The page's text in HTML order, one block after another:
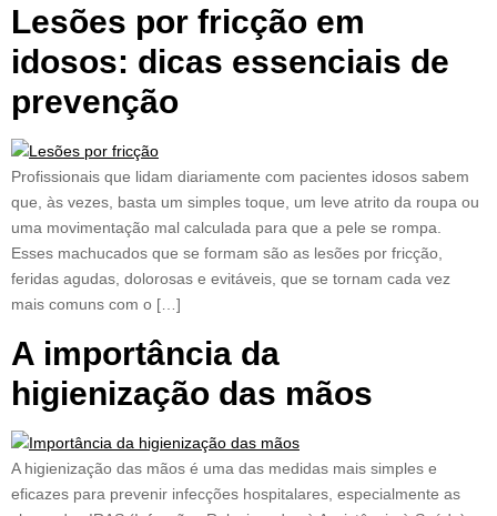
Lesões por fricção em
idosos: dicas essenciais de
prevenção
Profissionais que lidam diariamente com pacientes idosos sabem
que, às vezes, basta um simples toque, um leve atrito da roupa ou
uma movimentação mal calculada para que a pele se rompa.
Esses machucados que se formam são as lesões por fricção,
feridas agudas, dolorosas e evitáveis, que se tornam cada vez
mais comuns com o […]
A importância da
higienização das mãos
A higienização das mãos é uma das medidas mais simples e
eficazes para prevenir infecções hospitalares, especialmente as